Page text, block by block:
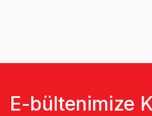
E-bültenimize